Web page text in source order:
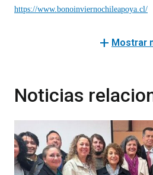
https://www.bonoinviernochileapoya.cl/
add Mostrar
Noticias